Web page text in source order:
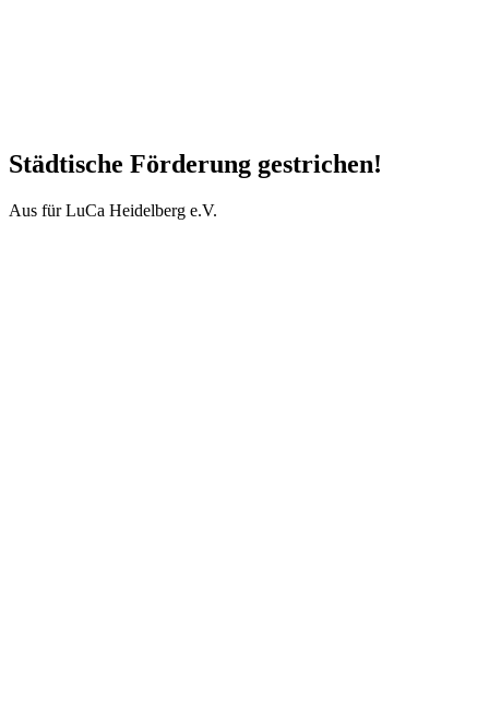
Städtische Förderung gestrichen!
Aus für LuCa Heidelberg e.V.